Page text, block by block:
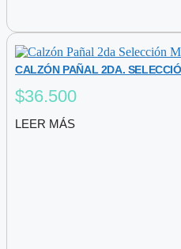
$36.500
LEER MÁS